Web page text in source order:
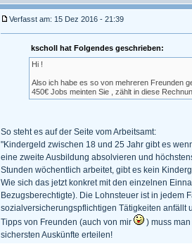
Verfasst am: 15 Dez 2016 - 21:39
kscholl hat Folgendes geschrieben:
Hi !
Also ich habe es so von mehreren Freunden
450€ Jobs meinten Sie , zählt in diese
So steht es auf der Seite vom Arbeitsamt:
"Kindergeld zwischen 18 und 25 Jahr gibt es
eine zweite Ausbildung absolvieren und
Stunden wöchentlich arbeitet, gibt es kein
Wie sich das jetzt konkret mit den einzelnen
Bezugsberechtigte). Die Lohnsteuer ist in jedem
sozialversicherungspflichtigen Tätigkeiten anfällt
Tipps von Freunden (auch von mir
) muss
sichersten Auskünfte erteilen!